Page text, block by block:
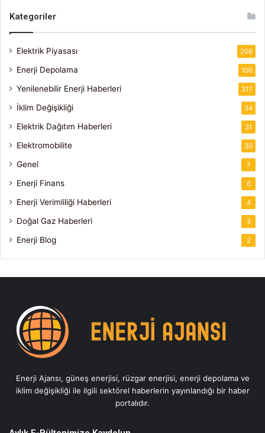
Kategoriler
Elektrik Piyasası 206
Enerji Depolama 100
Yenilenebilir Enerji Haberleri 317
İklim Değişikliği 34
Elektrik Dağıtım Haberleri 31
Elektromobilite 30
Genel 7
Enerji Finans 6
Enerji Verimliliği Haberleri 4
Doğal Gaz Haberleri 3
Enerji Blog 2
Enerji Ajansı, güneş enerjisi, rüzgar enerjisi, enerji depolama ve
iklim değişikliği ile ilgili sektörel haberlerin yayınlandığı bir haber
portalıdır.